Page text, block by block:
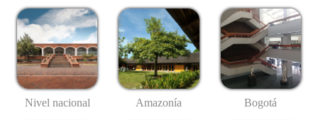
Nivel nacional Amazonía Bogotá